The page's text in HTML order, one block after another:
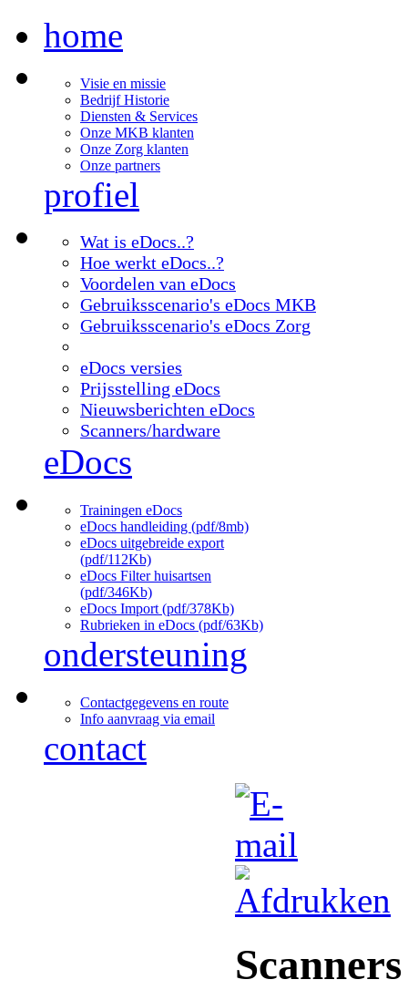
home
Visie en missie
Bedrijf Historie
Diensten & Services
Onze MKB klanten
Onze Zorg klanten
Onze partners
profiel
Wat is eDocs..?
Hoe werkt eDocs..?
Voordelen van eDocs
Gebruiksscenario's eDocs MKB
Gebruiksscenario's eDocs Zorg
eDocs versies
Prijsstelling eDocs
Nieuwsberichten eDocs
Scanners/hardware
eDocs
Trainingen eDocs
eDocs handleiding (pdf/8mb)
eDocs uitgebreide export
(pdf/112Kb)
eDocs Filter huisartsen
(pdf/346Kb)
eDocs Import (pdf/378Kb)
Rubrieken in eDocs (pdf/63Kb)
ondersteuning
Contactgegevens en route
Info aanvraag via email
contact